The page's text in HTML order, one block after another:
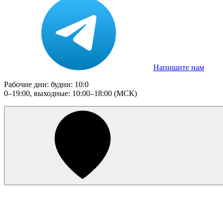
Напишите нам
Рабочие дни: будни: 10:0
0–19:00, выходные: 10:00–18:00 (МСК)